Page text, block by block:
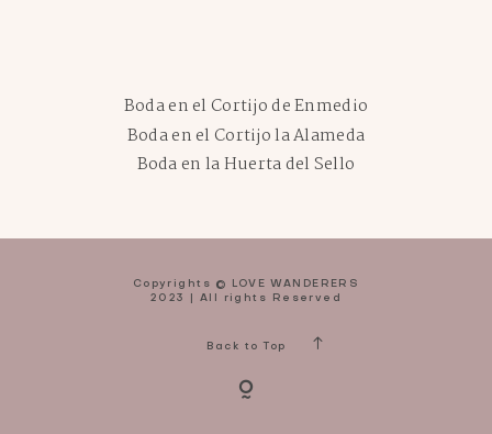
Boda en el Cortijo de Enmedio
Boda en el Cortijo la Alameda
Boda en la Huerta del Sello
Copyrights © LOVE WANDERERS
2023 | All rights Reserved
Back to Top